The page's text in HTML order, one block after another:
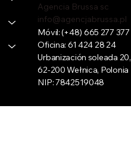
Agencia Brussa sc
info@agencjabrussa.pl
Móvil:(+48) 665 277 377
Oficina: 61 424 28 24
Urbanización soleada 20,
62-200 Wełnica, Polonia
NIP: 7842519048